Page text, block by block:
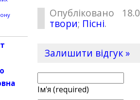
Опубліковано
твори; Пісні.
Залишити відгук »
Ім'я (required)